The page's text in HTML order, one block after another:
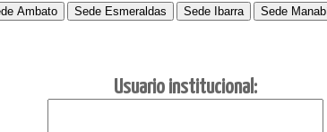
Usuario institucional: